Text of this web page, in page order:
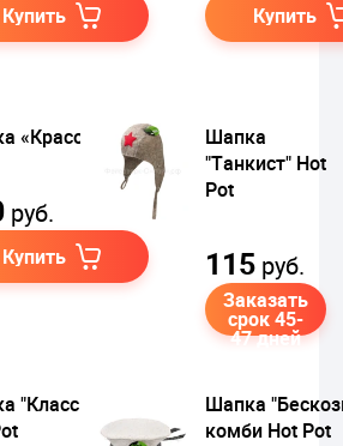
Купить Купить
«Красотка»
руб.
Купить
Шапка
"Танкист" Hot
Pot
115 руб.
Заказать
срок 45-
47 дней
"Классика"
Шапка
комби Hot Pot